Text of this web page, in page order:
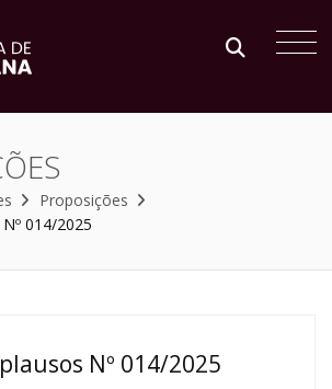
Proposições
014/2025
Nº 014/2025